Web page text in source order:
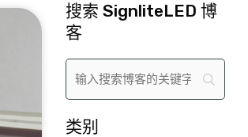
搜索 SignliteLED 博
客
类别